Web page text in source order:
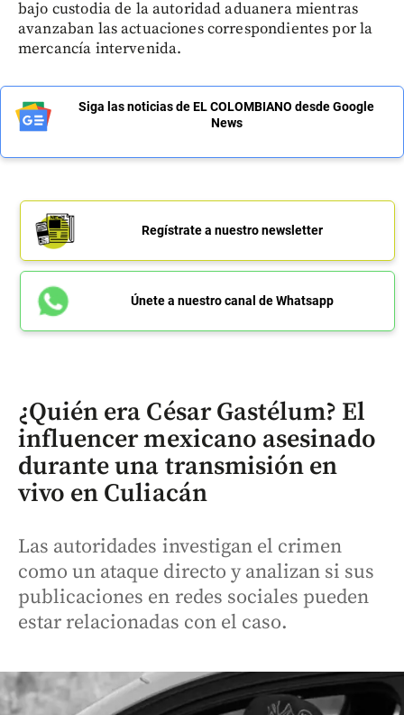
bajo custodia de la autoridad aduanera mientras
avanzaban las actuaciones correspondientes por la
mercancía intervenida.
Siga las noticias de EL COLOMBIANO desde Google
News
Regístrate a nuestro newsletter
Únete a nuestro canal de Whatsapp
¿Quién era César Gastélum? El
influencer mexicano asesinado
durante una transmisión en
vivo en Culiacán
Las autoridades investigan el crimen
como un ataque directo y analizan si sus
publicaciones en redes sociales pueden
estar relacionadas con el caso.